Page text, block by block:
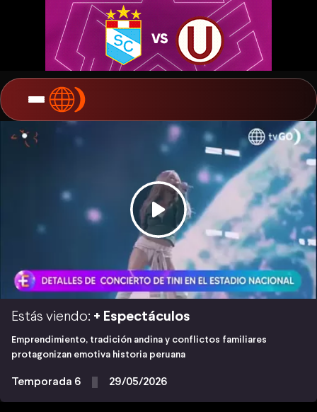
Estás viendo: + Espectáculos
Emprendimiento, tradición andina y conflictos familiares
protagonizan emotiva historia peruana
Temporada 6 29/05/2026